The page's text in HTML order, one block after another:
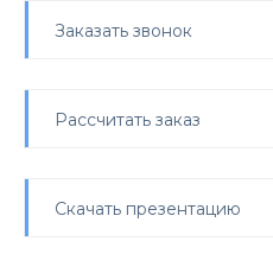
Заказать звонок
Рассчитать заказ
Скачать презентацию